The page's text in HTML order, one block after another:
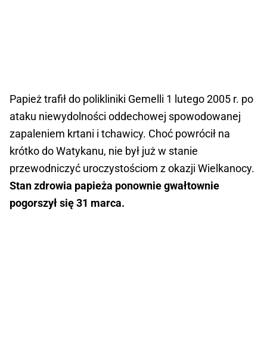
Papież trafił do polikliniki Gemelli 1 lutego 2005 r. po
ataku niewydolności oddechowej spowodowanej
zapaleniem krtani i tchawicy. Choć powrócił na
krótko do Watykanu, nie był już w stanie
przewodniczyć uroczystościom z okazji Wielkanocy.
Stan zdrowia papieża ponownie gwałtownie
pogorszył się 31 marca.